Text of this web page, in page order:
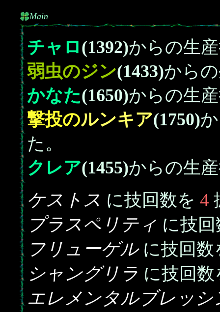
Main
チャロ(1392)からの生
弱虫のジン(1433)から
かなた(1650)からの生
撃投のルンキア(1750)
た。
クレア(1455)からの生
ケストス に技回数を 4
プラスペリティ に技
フリューゲルに技回
シャングリラ に技回
エレメンタルブレッシ